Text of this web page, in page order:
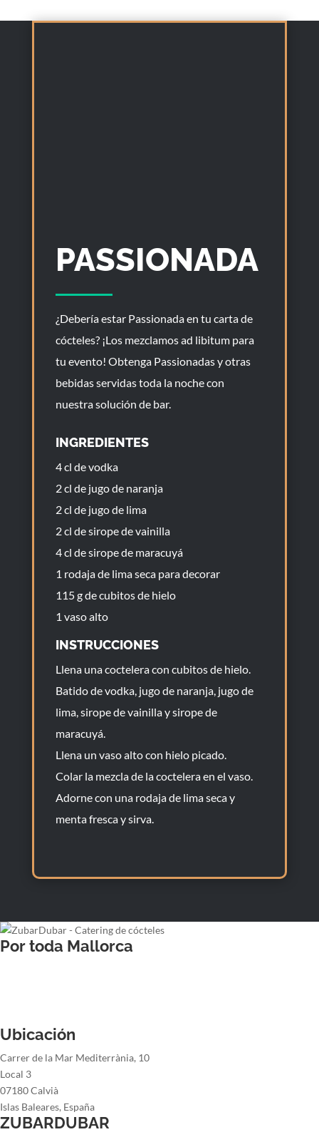
PASSIONADA
¿Debería estar Passionada en tu carta de
cócteles? ¡Los mezclamos ad libitum para
tu evento! Obtenga Passionadas y otras
bebidas servidas toda la noche con
nuestra solución de bar.
INGREDIENTES
4 cl de vodka
2 cl de jugo de naranja
2 cl de jugo de lima
2 cl de sirope de vainilla
4 cl de sirope de maracuyá
1 rodaja de lima seca para decorar
115 g de cubitos de hielo
1 vaso alto
INSTRUCCIONES
Llena una coctelera con cubitos de hielo.
Batido de vodka, jugo de naranja, jugo de
lima, sirope de vainilla y sirope de
maracuyá.
Llena un vaso alto con hielo picado.
Colar la mezcla de la coctelera en el vaso.
Adorne con una rodaja de lima seca y
menta fresca y sirva.
Por toda Mallorca
Ubicación
Carrer de la Mar Mediterrània, 10
Local 3
07180 Calvià
Islas Baleares, España
ZUBARDUBAR